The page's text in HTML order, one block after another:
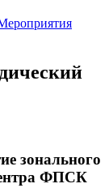
зонального
ФПСК